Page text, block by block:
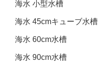
海水 小型水槽
海水 45cmキューブ水槽
海水 60cm水槽
海水 90cm水槽